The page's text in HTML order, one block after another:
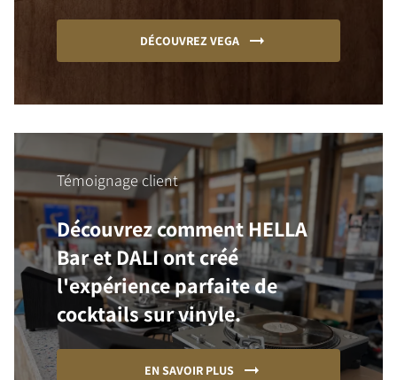
DÉCOUVREZ VEGA
Témoignage client
Découvrez comment HELLA
Bar et DALI ont créé
l'expérience parfaite de
cocktails sur vinyle.
EN SAVOIR PLUS